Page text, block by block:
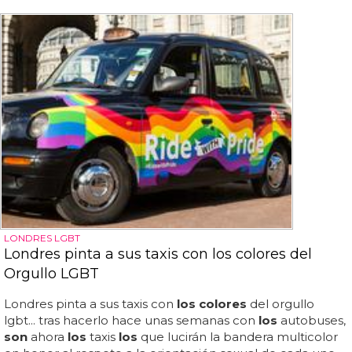
LONDRES LGBT
Londres pinta a sus taxis con los colores del
Orgullo LGBT
Londres pinta a sus taxis con los colores del orgullo
lgbt... tras hacerlo hace unas semanas con los autobuses,
son ahora los taxis los que lucirán la bandera multicolor